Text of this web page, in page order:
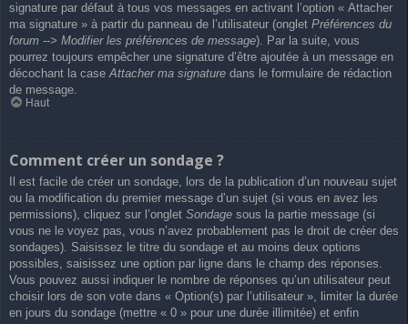
signature par défaut à tous vos messages en activant l’option « Attacher
ma signature » à partir du panneau de l’utilisateur (onglet Préférences du
forum --> Modifier les préférences de message). Par la suite, vous
pourrez toujours empêcher une signature d’être ajoutée à un message en
décochant la caseAttacher ma signature dans le formulaire de rédaction
de message.
Haut
Comment créer un sondage ?
Il est facile de créer un sondage, lors de la publication d’un nouveau sujet
ou la modification du premier message d’un sujet (si vous en avez les
permissions), cliquez sur l’onglet Sondage sous la partie message (si
vous ne le voyez pas, vous n’avez probablement pas le droit de créer des
sondages). Saisissez le titre du sondage et au moins deux options
possibles, saisissez une option par ligne dans le champ des réponses.
Vous pouvez aussi indiquer le nombre de réponses qu’un utilisateur peut
choisir lors de son vote dans « Option(s) par l’utilisateur », limiter la durée
en jours du sondage (mettre « 0 » pour une durée illimitée) et enfin